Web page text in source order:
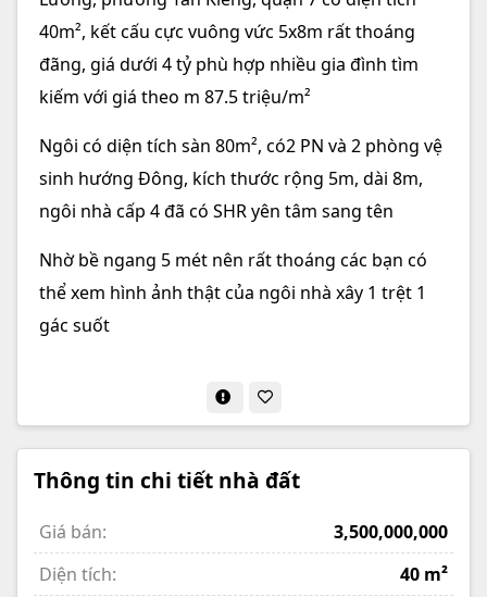
40m², kết cấu cực vuông vức 5x8m rất thoáng
đãng, giá dưới 4 tỷ phù hợp nhiều gia đình tìm
kiếm với giá theo m 87.5 triệu/m²
Ngôi có diện tích sàn 80m², có2 PN và 2 phòng vệ
sinh hướng Đông, kích thước rộng 5m, dài 8m,
ngôi nhà cấp 4 đã có SHR yên tâm sang tên
Nhờ bề ngang 5 mét nên rất thoáng các bạn có
thể xem hình ảnh thật của ngôi nhà xây 1 trệt 1
gác suốt
Thông tin chi tiết nhà đất
Giá bán:
3,500,000,000
Diện tích:
40 m²